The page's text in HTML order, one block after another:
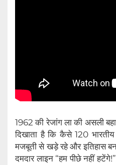
1962 की रेजांग ला की असली
दिखाता है कि कैसे 120
मजबूती से खड़े रहे और इतिहास
दमदार लाइन “हम पीछे नहीं